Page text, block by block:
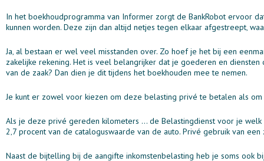
In het boekhoudprogramma van Informer zorgt de BankRobot ervoor
kunnen worden. Deze zijn dan altijd netjes tegen elkaar afgestreept‚
Ja‚ al bestaan er wel veel misstanden over. Zo hoef je het bij een
zakelijke rekening. Het is veel belangrijker dat je goederen en
van de zaak? Dan dien je dit tijdens het boekhouden mee te nemen.
Je kunt er zowel voor kiezen om deze belasting privé te betalen als
Als je deze privé gereden kilometers ... de Belastingdienst voor je
2‚7 procent van de cataloguswaarde van de auto. Privé gebruik van
Naast de bijtelling bij de aangifte inkomstenbelasting heb je soms ook